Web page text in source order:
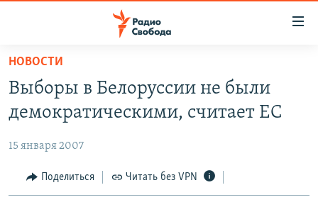
упрощенного
доступа
основному
Вернутся
ПРОГРАММЫ
ПОДКАСТЫ
АВТОРСКИЕ ПРОЕКТЫ
ЦИТАТЫ СВОБОДЫ
МНЕНИЯ
НОВОСТИ
Выборы в Белоруссии не были
демократическими, считает ЕС
15 января 2007
Поделиться Читать без VPN